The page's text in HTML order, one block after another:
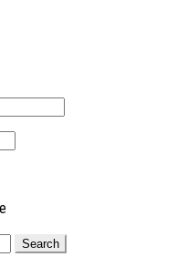
Search